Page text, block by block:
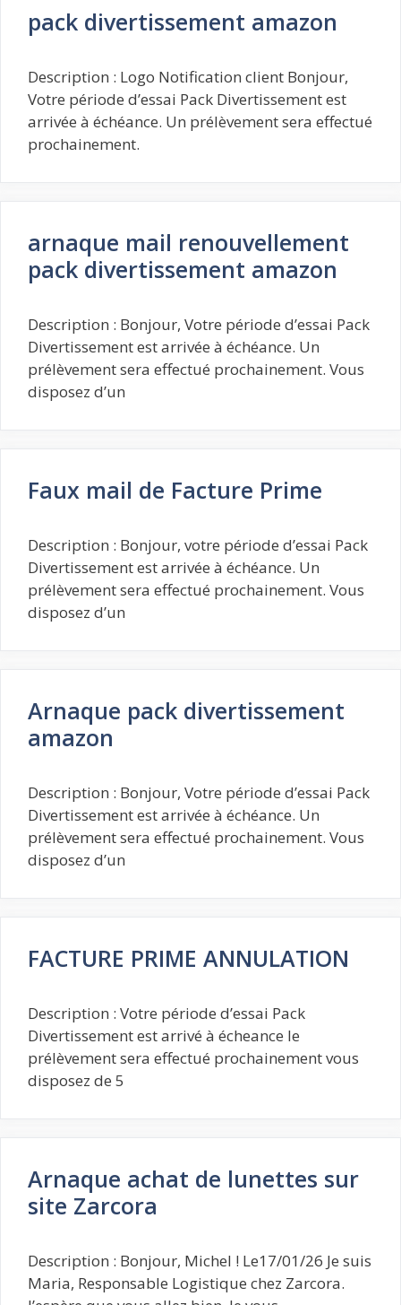
pack divertissement amazon
Description : Logo Notification client Bonjour,
Votre période d’essai Pack Divertissement est
arrivée à échéance. Un prélèvement sera effectué
prochainement.
arnaque mail renouvellement
pack divertissement amazon
Description : Bonjour, Votre période d’essai Pack
Divertissement est arrivée à échéance. Un
prélèvement sera effectué prochainement. Vous
disposez d’un
Faux mail de Facture Prime
Description : Bonjour, votre période d’essai Pack
Divertissement est arrivée à échéance. Un
prélèvement sera effectué prochainement. Vous
disposez d’un
Arnaque pack divertissement
amazon
Description : Bonjour, Votre période d’essai Pack
Divertissement est arrivée à échéance. Un
prélèvement sera effectué prochainement. Vous
disposez d’un
FACTURE PRIME ANNULATION
Description : Votre période d’essai Pack
Divertissement est arrivé à écheance le
prélèvement sera effectué prochainement vous
disposez de 5
Arnaque achat de lunettes sur
site Zarcora
Description : Bonjour, Michel ! Le17/01/26 Je suis
Maria, Responsable Logistique chez Zarcora.